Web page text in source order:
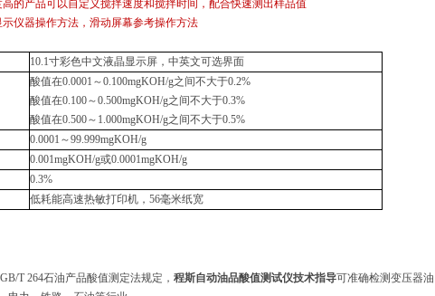
的产品可以自定义搅拌速度和搅拌时间，配合快速测出样品值
仪器操作方法，滑动屏幕参考操作方法
10.1寸彩色中文液晶显示屏，中英文可选界面
酸值在0.0001～0.100mgKOH/g之间不大于0.2%
酸值在0.100～0.500mgKOH/g之间不大于0.3%
酸值在0.500～1.000mgKOH/g之间不大于0.5%
0.0001～99.999mgKOH/g
0.001mgKOH/g或0.0001mgKOH/g
0.3%
低耗能高速热敏打印机， 56毫米纸宽
T 264石油产品酸值测定法规定， 程斯自动油品酸值测试仪技术指导可准确检测变压器